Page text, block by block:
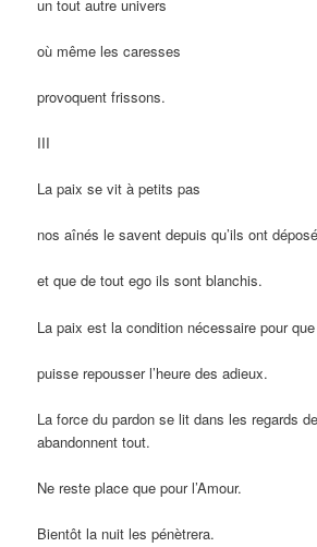
un tout autre univers
où même les caresses
provoquent frissons.
III
La paix se vit à petits pas
nos aînés le savent depuis qu’ils ont
et que de tout ego ils sont blanchis.
La paix est la condition nécessaire pour
puisse repousser l’heure des adieux.
La force du pardon se lit dans les regards
abandonnent tout.
Ne reste place que pour l’Amour.
Bientôt la nuit les pénètrera.